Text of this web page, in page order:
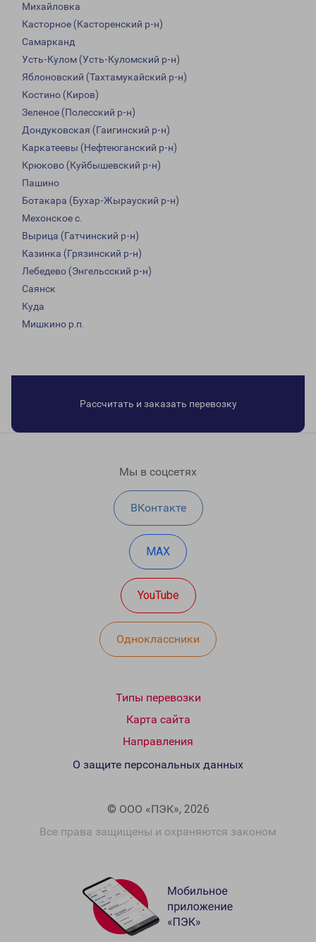
Михайловка
Касторное (Касторенский р-н)
Самарканд
Усть-Кулом (Усть-Куломский р-н)
Яблоновский (Тахтамукайский р-н)
Костино (Киров)
Зеленое (Полесский р-н)
Дондуковская (Гаигинский р-н)
Каркатеевы (Нефтеюганский р-н)
Крюково (Куйбышевский р-н)
Пашино
Ботакара (Бухар-Жырауский р-н)
Мехонское с.
Вырица (Гатчинский р-н)
Казинка (Грязинский р-н)
Лебедево (Энгельсский р-н)
Саянск
Куда
Мишкино р.п.
Рассчитать и заказать перевозку
Мы в соцсетях
ВКонтакте
MAX
YouTube
Одноклассники
Типы перевозки
Карта сайта
Направления
© ООО «ПЭК», 2026
Все права защищены и охраняются законом
О защите персональных данных